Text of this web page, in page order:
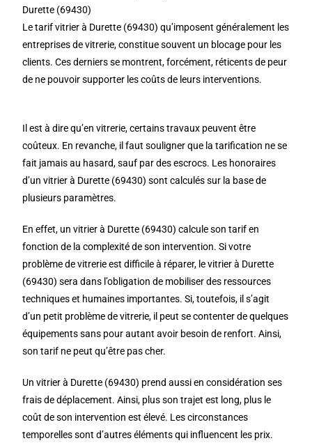
Durette (69430)
Le tarif vitrier à Durette (69430) qu’imposent généralement les
entreprises de vitrerie, constitue souvent un blocage pour les
clients. Ces derniers se montrent, forcément, réticents de peur
de ne pouvoir supporter les coûts de leurs interventions.
Il est à dire qu’en vitrerie, certains travaux peuvent être
coûteux. En revanche, il faut souligner que la tarification ne se
fait jamais au hasard, sauf par des escrocs. Les honoraires
d’un vitrier à Durette (69430) sont calculés sur la base de
plusieurs paramètres.
En effet, un vitrier à Durette (69430) calcule son tarif en
fonction de la complexité de son intervention. Si votre
problème de vitrerie est difficile à réparer, le vitrier à Durette
(69430) sera dans l’obligation de mobiliser des ressources
techniques et humaines importantes. Si, toutefois, il s’agit
d’un petit problème de vitrerie, il peut se contenter de quelques
équipements sans pour autant avoir besoin de renfort. Ainsi,
son tarif ne peut qu’être pas cher.
Un vitrier à Durette (69430) prend aussi en considération ses
frais de déplacement. Ainsi, plus son trajet est long, plus le
coût de son intervention est élevé. Les circonstances
temporelles sont d’autres éléments qui influencent les prix.